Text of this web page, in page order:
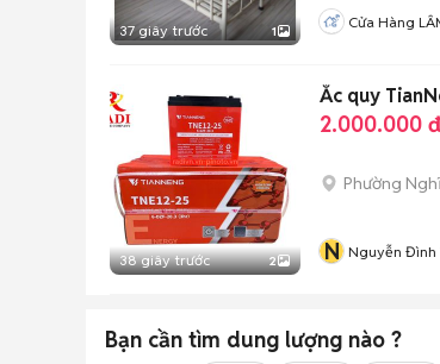
37 giây trước 1 Cửa Hàng
38 giây trước 2
Ắc quy
2.000.000 đ
Phường
N Nguyễn Đình
Bạn cần tìm dung lượng nào ?